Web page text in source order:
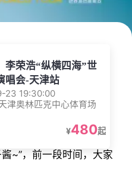
李荣浩“纵横四海”世
唱会-天津站
23 19:30:00
津奥林匹克中心体育场
¥480起
~”，前一段时间，大家